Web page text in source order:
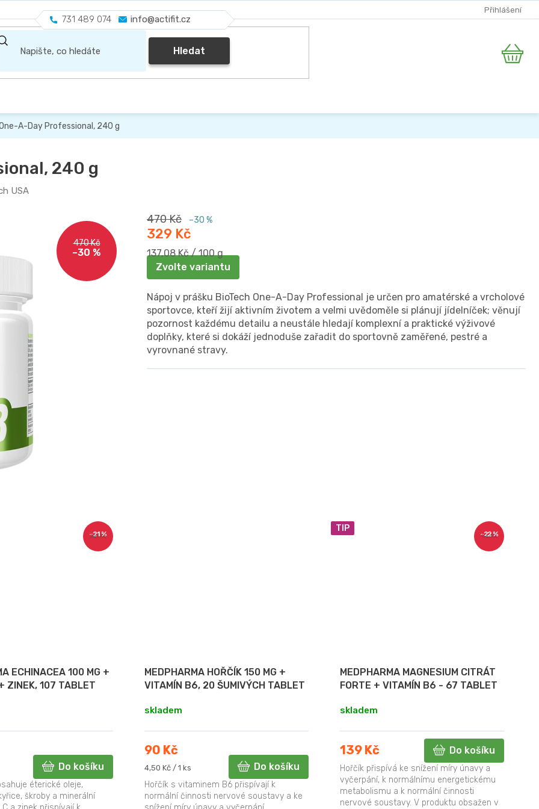
731 489 074 info@actifit.cz
Přihlášení
Hledat Nákupní
A-Day Professional, 240 g
240 g
USA
470 Kč
–30 %
470 Kč –30 %
329 Kč
Měrná
cena:
137,08 Kč / 100 g
Zvolte variantu
Nápoj v prášku BioTech One-A-Day Professional je určen pro amatérské a vrcholové
sportovce, kteří žijí aktivním životem a velmi uvědoměle si plánují jídelníček; věnují
pozornost každému detailu a neustále hledají komplexní a praktické výživové
doplňky, které si dokáží jednoduše zařadit do sportovně zaměřené, pestré a
vyrovnané stravy.
240 Kč
–21 %
ECHINACEA 100 MG +
ZINEK, 107 TABLET
Do košíku
éterické oleje,
škroby a minerální
MEDPHARMA HOŘČÍK 150 MG +
VITAMÍN B6, 20 ŠUMIVÝCH TABLET
skladem
90 Kč
Měrná
4,50 Kč / 1 ks Do košíku
Hořčík s vitaminem B6 přispívají k
normální činnosti nervové soustavy a ke
TIP
180 Kč
–22 %
MEDPHARMA MAGNESIUM CITRÁT
FORTE + VITAMÍN B6 - 67 TABLET
skladem
139 Kč Do košíku
Hořčík přispívá ke snížení míry únavy a
vyčerpání, k normálnímu energetickému
metabolismu a k normální činnosti
nervové soustavy. V produktu obsažen v